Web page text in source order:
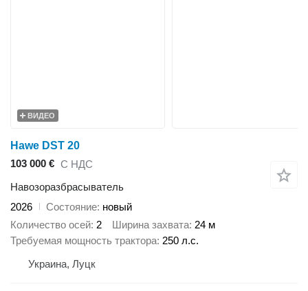
ВИДЕО
Hawe DST 20
103 000 € С НДС
Навозоразбрасыватель
2026
Состояние новый
Количество осей 2 Ширина захвата 24 м
Требуемая мощность трактора 250 л.с.
Украина, Луцк